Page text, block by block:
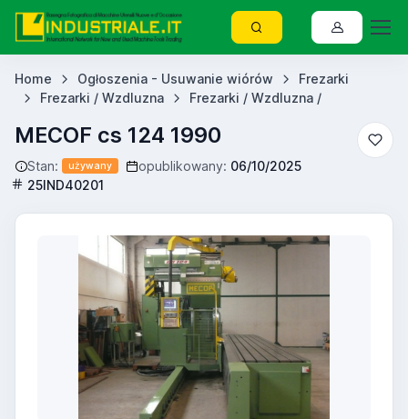
Home Ogłoszenia - Usuwanie wiórów
Frezarki
Frezarki / Wzdluzna
Frezarki / Wzdluzna /
MECOF cs 124 1990
Stan: używany opublikowany: 06/10/2025
25IND40201